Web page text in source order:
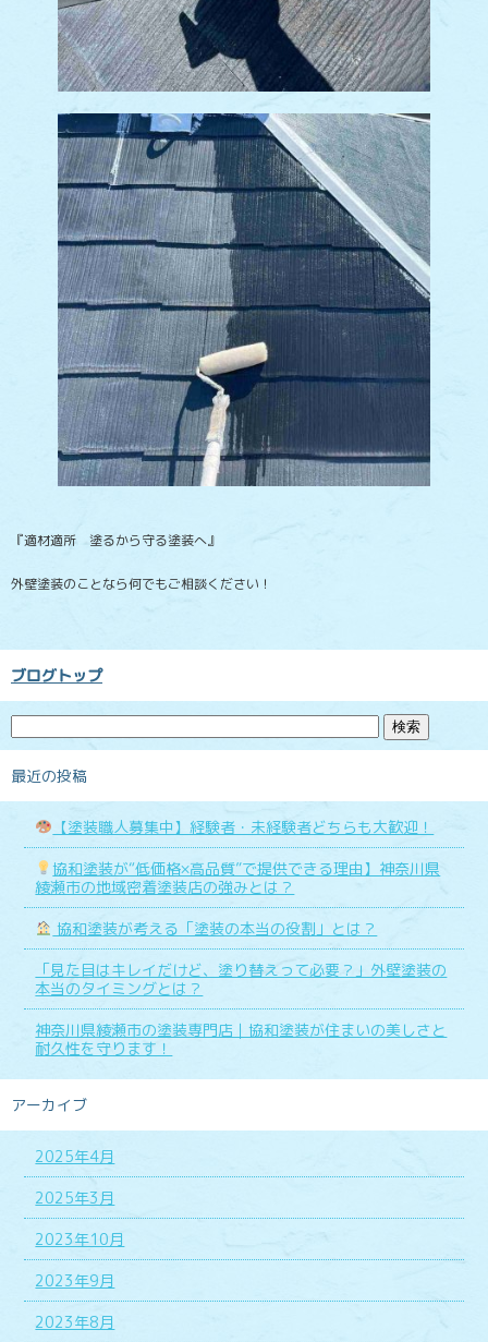
『適材適所 塗るから守る塗装へ』
外壁塗装のことなら何でもご相談ください！
ブログトップ
最近の投稿
【塗装職人募集中】経験者・未経験者どちらも大歓迎！
協和塗装が“低価格×高品質”で提供できる理由】神奈川県
綾瀬市の地域密着塗装店の強みとは？
協和塗装が考える「塗装の本当の役割」とは？
「見た目はキレイだけど、塗り替えって必要？」外壁塗装の
本当のタイミングとは？
神奈川県綾瀬市の塗装専門店｜協和塗装が住まいの美しさと
耐久性を守ります！
アーカイブ
2025年4月
2025年3月
2023年10月
2023年9月
2023年8月